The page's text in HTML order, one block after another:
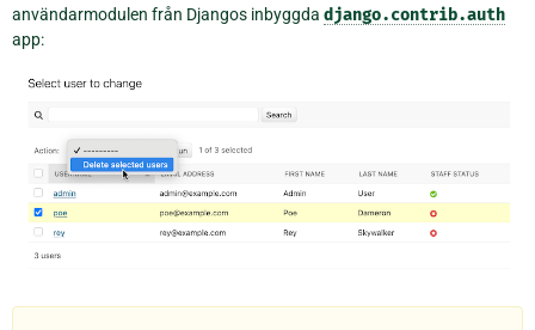
användarmodulen från Djangos inbyggda django.contrib.auth
app: